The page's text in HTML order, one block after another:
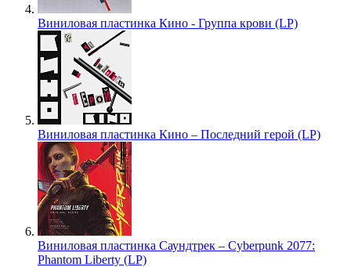
Виниловая пластинка Кино - Группа крови (LP)
Виниловая пластинка Кино – Последний герой (LP)
Виниловая пластинка Саундтрек – Cyberpunk 2077:
Phantom Liberty (LP)